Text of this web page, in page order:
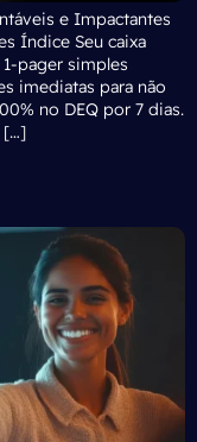
e Impactantes
Índice Seu caixa
pager simples
imediatas para não
no DEQ por 7 dias.
[…]